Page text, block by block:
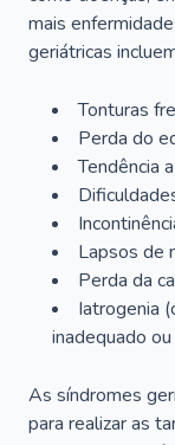
mais
geriátricas
Tonturas
Perda do
Tendência
Lapsos de
Perda da
Iatrogenia
inadequado
As síndromes
para realizar as